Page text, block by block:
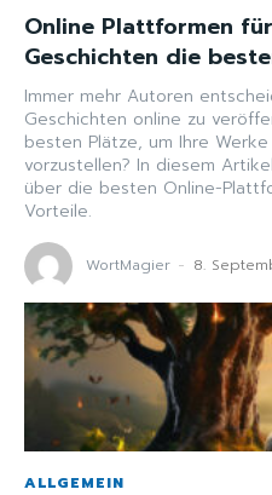
Online Plattformen
Geschichten die
Immer mehr Autoren
Geschichten online zu
besten Plätze, um Ihre
vorzustellen? In diesem
über die besten Online-
Vorteile.
WortMagier - 8.
ALLGEMEIN